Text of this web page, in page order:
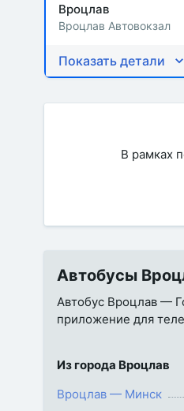
Вроцлав
Вроцлав Автовокзал
Показать детали
В рамках
Автобусы
Автобус Вроцлав —
приложение для
Из города Вроцлав
Вроцлав — Минск